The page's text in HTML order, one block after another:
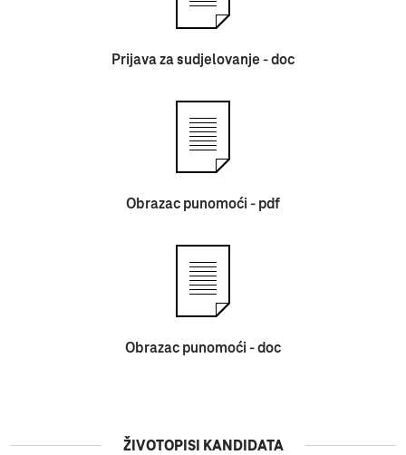
Prijava za sudjelovanje - doc
Obrazac punomoći - pdf
Obrazac punomoći - doc
ŽIVOTOPISI KANDIDATA